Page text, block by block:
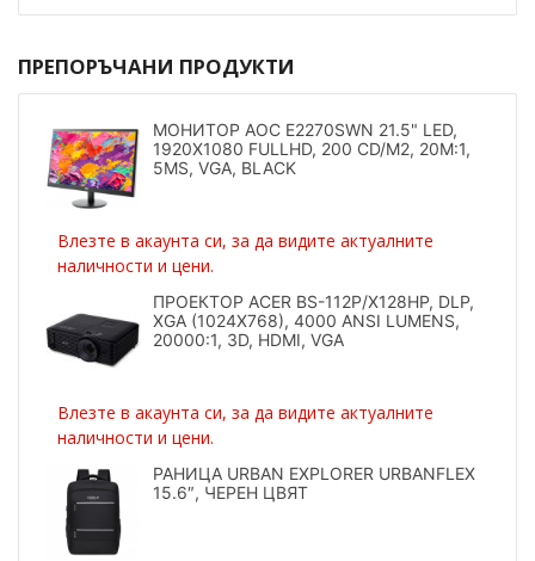
ПРЕПОРЪЧАНИ ПРОДУКТИ
МОНИТОР AOC E2270SWN 21.5" LED,
1920X1080 FULLHD, 200 CD/M2, 20M:1,
5MS, VGA, BLACK
Влезте в акаунта си, за да видите актуалните
наличности и цени.
ПРОЕКТОР ACER BS-112P/X128HP, DLP,
XGA (1024X768), 4000 ANSI LUMENS,
20000:1, 3D, HDMI, VGA
Влезте в акаунта си, за да видите актуалните
наличности и цени.
РАНИЦА URBAN EXPLORER URBANFLEX
15.6″, ЧЕРЕН ЦВЯТ